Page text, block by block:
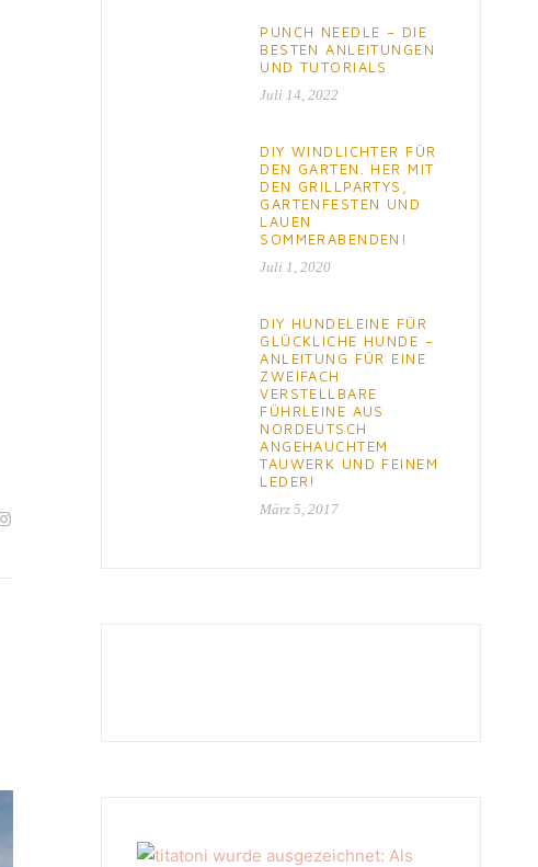
PUNCH NEEDLE – DIE
BESTEN ANLEITUNGEN
UND TUTORIALS
Juli 14, 2022
DIY WINDLICHTER FÜR
DEN GARTEN. HER MIT
DEN GRILLPARTYS,
GARTENFESTEN UND
LAUEN
SOMMERABENDEN!
Juli 1, 2020
DIY HUNDELEINE FÜR
GLÜCKLICHE HUNDE –
ANLEITUNG FÜR EINE
ZWEIFACH
VERSTELLBARE
FÜHRLEINE AUS
NORDEUTSCH
ANGEHAUCHTEM
TAUWERK UND FEINEM
LEDER!
März 5, 2017